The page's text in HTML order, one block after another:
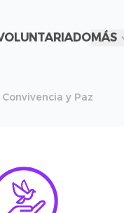
MÁS
Convivencia y Paz